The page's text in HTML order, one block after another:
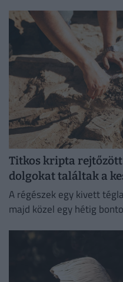
Titkos kripta rejtőzött
dolgokat találtak a
A régészek egy kivett
majd közel egy hétig